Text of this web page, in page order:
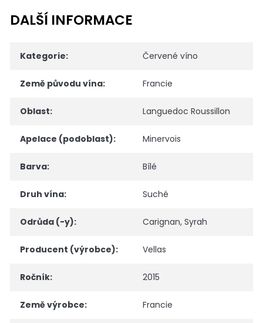
DALŠÍ INFORMACE
Kategorie: Červené víno
Země původu vína: Francie
Oblast: Languedoc Roussillon
Apelace (podoblast): Minervois
Barva: Bílé
Druh vína: Suché
Odrůda (-y): Carignan, Syrah
Producent (výrobce): Vellas
Ročník: 2015
Země výrobce: Francie